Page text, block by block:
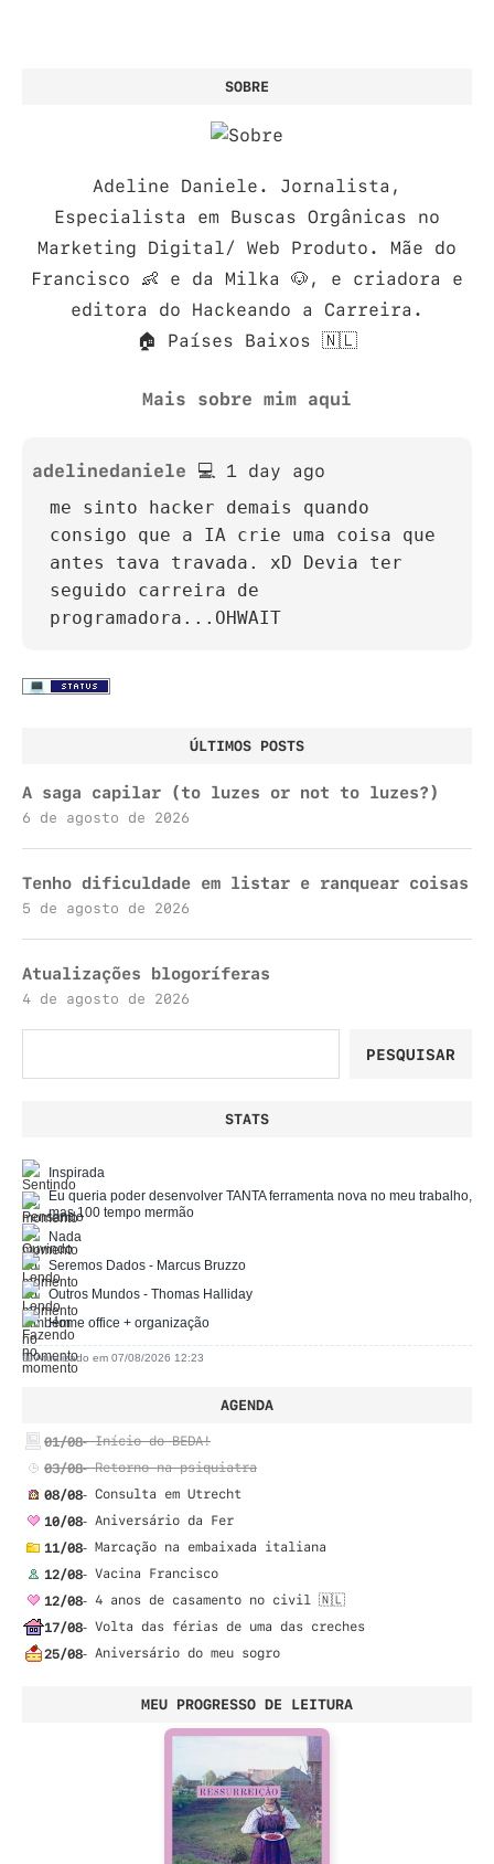
SOBRE
Adeline Daniele. Jornalista,
Especialista em Buscas Orgânicas no
Marketing Digital/ Web Produto. Mãe do
Francisco 👶 e da Milka 🐶, e criadora e
editora do Hackeando a Carreira.
🏠 Países Baixos 🇳🇱
Mais sobre mim aqui
adelinedaniele 💻 1 day ago
me sinto hacker demais quando
consigo que a IA crie uma coisa que
antes tava travada. xD Devia ter
seguido carreira de
programadora...OHWAIT
ÚLTIMOS POSTS
A saga capilar (to luzes or not to luzes?)
6 de agosto de 2026
Tenho dificuldade em listar e ranquear coisas
5 de agosto de 2026
Atualizações blogoríferas
4 de agosto de 2026
PESQUISAR
STATS
Inspirada
Eu queria poder desenvolver TANTA ferramenta nova no meu trabalho,
mas 100 tempo mermão
Nada
Seremos Dados - Marcus Bruzzo
Outros Mundos - Thomas Halliday
Home office + organização
📅 Atualizado em 07/08/2026 12:23
AGENDA
01/08- Início do BEDA!
03/08- Retorno na psiquiatra
08/08- Consulta em Utrecht
10/08- Aniversário da Fer
11/08- Marcação na embaixada italiana
12/08- Vacina Francisco
12/08- 4 anos de casamento no civil 🇳🇱
17/08- Volta das férias de uma das creches
25/08- Aniversário do meu sogro
MEU PROGRESSO DE LEITURA